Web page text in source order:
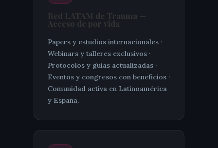
Red LATAM de Trauma —
Acceso de por vida
Papers y estudios internacionales ·
Webinars y talleres exclusivos ·
Protocolos y guías actualizadas ·
Eventos y congresos con beneficios ·
Comunidad activa en Latinoamérica
y España.